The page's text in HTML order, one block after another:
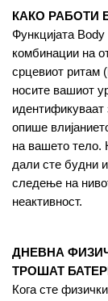
КАКО РАБОТИ
Функцијата
комбинации на
срцевиот ритам
носите вашиот
идентификуваат
опише
на вашето тело.
дали сте будни
следење на
неактивност.
ДНЕВНА
ТРОШАТ
Кога сте